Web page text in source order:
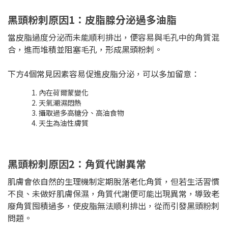
黑頭粉刺原因1：皮脂腺分泌過多油脂
當皮脂過度分泌而未能順利排出，便容易與毛孔中的角質混
合，進而堆積並阻塞毛孔，形成黑頭粉刺。
下方4個常見因素容易促進皮脂分泌，可以多加留意：
內在荷爾蒙變化
天氣潮濕悶熱
攝取過多高糖分、高油食物
天生為油性膚質
黑頭粉刺原因2：角質代謝異常
肌膚會依自然的生理機制定期脫落老化角質，但若生活習慣
不良、未做好肌膚保濕，角質代謝便可能出現異常，導致老
廢角質囤積過多，使皮脂無法順利排出，從而引發黑頭粉刺
問題。